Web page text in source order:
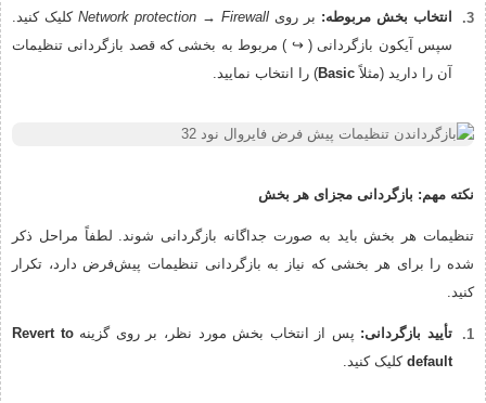
انتخاب بخش مربوطه: بر روی Network protection → Firewall کلیک کنید.
سپس آیکون بازگردانی ( ↪ ) مربوط به بخشی که قصد بازگردانی تنظیمات
آن را دارید (مثلاً Basic) را انتخاب نمایید.
نکته مهم: بازگردانی مجزای هر بخش
تنظیمات هر بخش باید به صورت جداگانه بازگردانی شوند. لطفاً مراحل ذکر
شده را برای هر بخشی که نیاز به بازگردانی تنظیمات پیش‌فرض دارد، تکرار
کنید.
تأیید بازگردانی: پس از انتخاب بخش مورد نظر، بر روی گزینهRevert to
default کلیک کنید.